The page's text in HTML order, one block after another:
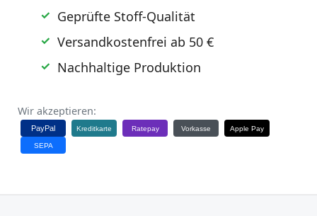
Geprüfte Stoff-Qualität
Versandkostenfrei ab 50 €
Nachhaltige Produktion
Wir akzeptieren:
PayPal Kreditkarte Ratepay Vorkasse Apple Pay
SEPA